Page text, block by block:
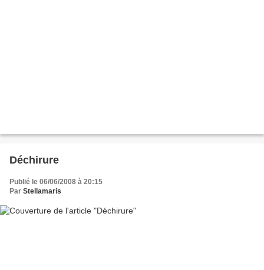
Déchirure
Publié le 06/06/2008 à 20:15
Par Stellamaris